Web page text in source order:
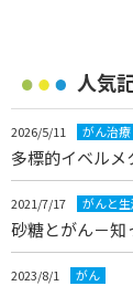
人気
2026/5/11 がん治療
多標的イベルメ
2021/7/17 がんと
砂糖とがん－知
2023/8/1 がん